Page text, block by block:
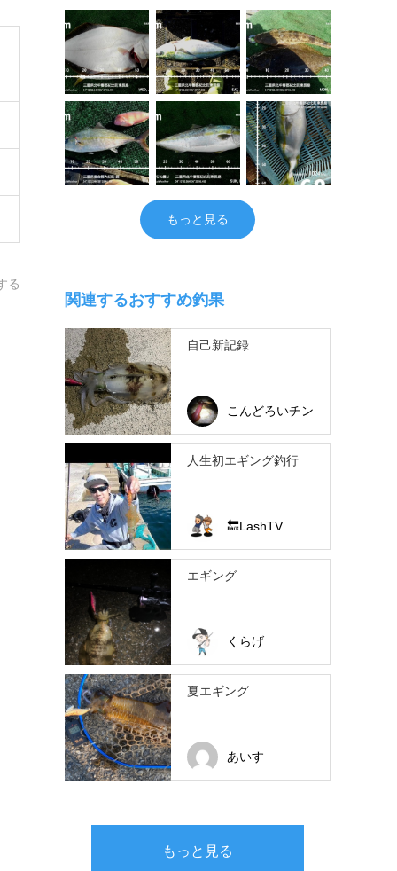
る
もっと見る
関連するおすすめ釣果
自己新記録
こんどろいチン
人生初エギング釣行
🔙LashTV
エギング
くらげ
夏エギング
あいす
もっと見る